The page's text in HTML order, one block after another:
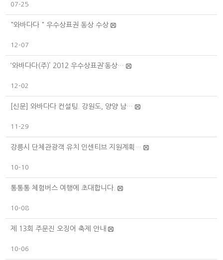
07-25
"와바다다 " 우수상표권 동상 수상
12-07
‘와바다다(주)’ 2012 우수상표권‘동상…
12-02
[신문] 와바다다 컨설팅. 강원도, 양양 남…
11-29
강릉시 단체관광객 유치 인센티브 지원계획…
10-10
통통통 체험버스 여행에 초대합니다.
10-08
제 13회 주문진 오징어 축제 안내
10-06